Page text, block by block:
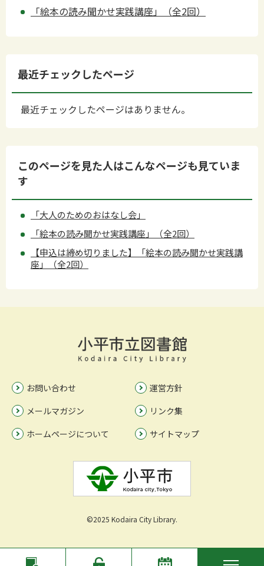
「絵本の読み聞かせ実践講座」（全2回）
最近チェックしたページ
最近チェックしたページはありません。
このページを見た人はこんなページも見ていま
す
「大人のためのおはなし会」
「絵本の読み聞かせ実践講座」（全2回）
【申込は締め切りました】「絵本の読み聞かせ実践講
座」（全2回）
お問い合わせ
運営方針
メールマガジン
リンク集
ホームページについて
サイトマップ
©2025 Kodaira City Library.